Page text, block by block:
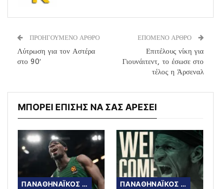
ΠΡΟΗΓΟΥΜΕΝΟ ΑΡΘΡΟ
Λύτρωση για τον Αστέρα
στο 90′
ΕΠΟΜΕΝΟ ΑΡΘΡΟ
Επιτέλους νίκη για
Γιουνάιτεντ, το έσωσε στο
τέλος η Άρσεναλ
ΜΠΟΡΕΙ ΕΠΙΣΗΣ ΝΑ ΣΑΣ ΑΡΕΣΕΙ
ΠΑΝΑΘΗΝΑΪΚΟΣ ΜΠΑΣΚΕΤ ΠΑΝΑΘΗΝΑΪΚΟΣ ΜΠΑΣΚΕΤ